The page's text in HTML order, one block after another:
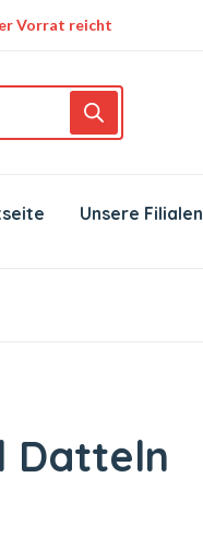
Vorrat reicht
Unsere Filialen
Datteln